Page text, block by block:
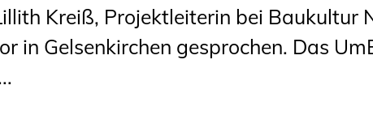
Kreiß, Projektleiterin bei Baukultur
in Gelsenkirchen gesprochen. Das